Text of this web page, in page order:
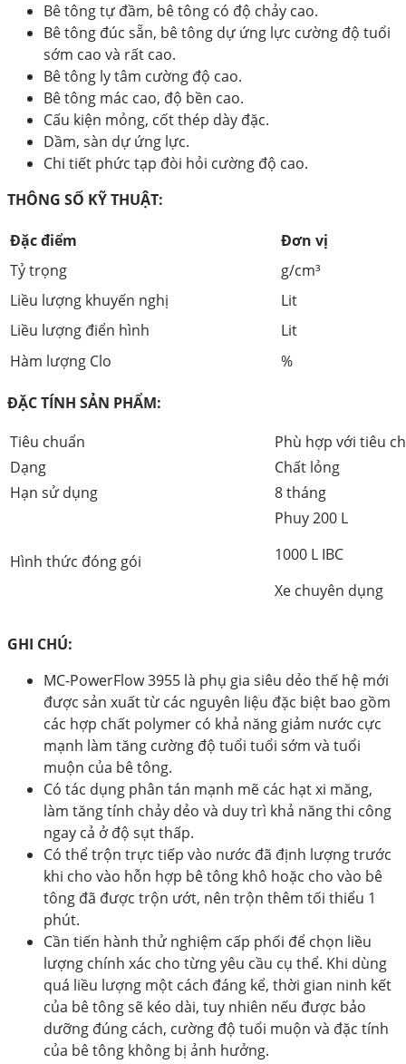
Bê tông tự đầm, bê tông có độ chảy cao.
Bê tông đúc sẵn, bê tông dự ứng lực cường độ tuổi
sớm cao và rất cao.
Bê tông ly tâm cường độ cao.
Bê tông mác cao, độ bền cao.
Cấu kiện mỏng, cốt thép dày đặc.
Dầm, sàn dự ứng lực.
Chi tiết phức tạp đòi hỏi cường độ cao.
THÔNG SỐ KỸ THUẬT:
Đặc điểm
Đơn vị
Tỷ trọng
g/cm³
Liều lượng khuyến nghị
Lit
Liều lượng điển hình
Lit
Hàm lượng Clo
%
ĐẶC TÍNH SẢN PHẨM:
Tiêu chuẩn
Phù hợp với tiêu
Dạng
Chất lỏng
Hạn sử dụng
8 tháng
Hình thức đóng gói
Phuy 200 L
1000 L IBC
Xe chuyên dụng
GHI CHÚ:
MC-PowerFlow 3955 là phụ gia siêu dẻo thế hệ mới
được sản xuất từ các nguyên liệu đặc biệt bao gồm
các hợp chất polymer có khả năng giảm nước cực
mạnh làm tăng cường độ tuổi tuổi sớm và tuổi
muộn của bê tông.
Có tác dụng phân tán mạnh mẽ các hạt xi măng,
làm tăng tính chảy dẻo và duy trì khả năng thi công
ngay cả ở độ sụt thấp.
Có thể trộn trực tiếp vào nước đã định lượng trước
khi cho vào hỗn hợp bê tông khô hoặc cho vào bê
tông đã được trộn ướt, nên trộn thêm tối thiểu 1
phút.
Cần tiến hành thử nghiệm cấp phối để chọn liều
lượng chính xác cho từng yêu cầu cụ thể. Khi dùng
quá liều lượng một cách đáng kể, thời gian ninh kết
của bê tông sẽ kéo dài, tuy nhiên nếu được bảo
dưỡng đúng cách, cường độ tuổi muộn và đặc tính
của bê tông không bị ảnh hưởng.